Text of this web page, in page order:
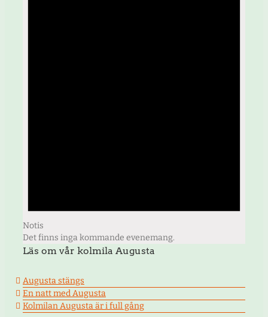
Notis
Det finns inga kommande evenemang.
Läs om vår kolmila Augusta
Augusta stängs
En natt med Augusta
Kolmilan Augusta är i full gång